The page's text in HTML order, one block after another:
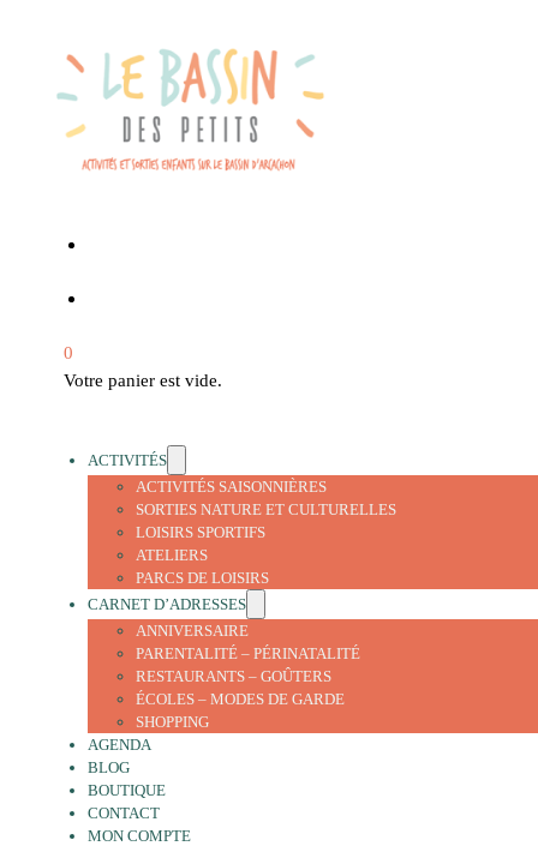
0
Votre panier est vide.
ACTIVITÉS
ACTIVITÉS SAISONNIÈRES
SORTIES NATURE ET CULTURELLES
LOISIRS SPORTIFS
ATELIERS
PARCS DE LOISIRS
CARNET D’ADRESSES
ANNIVERSAIRE
PARENTALITÉ – PÉRINATALITÉ
RESTAURANTS – GOÛTERS
ÉCOLES – MODES DE GARDE
SHOPPING
AGENDA
BLOG
BOUTIQUE
CONTACT
MON COMPTE